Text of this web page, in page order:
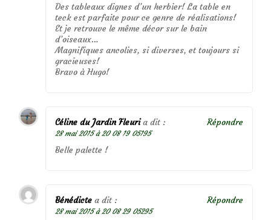
Des tableaux dignes d’un herbier! La table en
teck est parfaite pour ce genre de réalisations!
Et je retrouve le même décor sur le bain
d’oiseaux…
Magnifiques ancolies, si diverses, et toujours si
gracieuses!
Bravo à Hugo!
Céline du Jardin Fleuri a dit :
28 mai 2015 à 20 08 19 05195
Belle palette !
Répondre
Bénédicte a dit :
28 mai 2015 à 20 08 29 05295
Répondre